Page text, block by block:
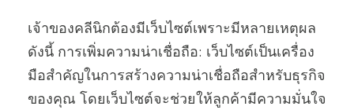
เจ้าของคลีนิกต้องมีเว็บไซต์เพราะมีหลายเหตุผล
ดังนี้ การเพิ่มความน่าเชื่อถือ: เว็บไซต์เป็นเครื่อง
มือสำคัญในการสร้างความน่าเชื่อถือสำหรับธุรกิจ
ของคุณ โดยเว็บไซต์จะช่วยให้ลูกค้ามีความมั่นใจ